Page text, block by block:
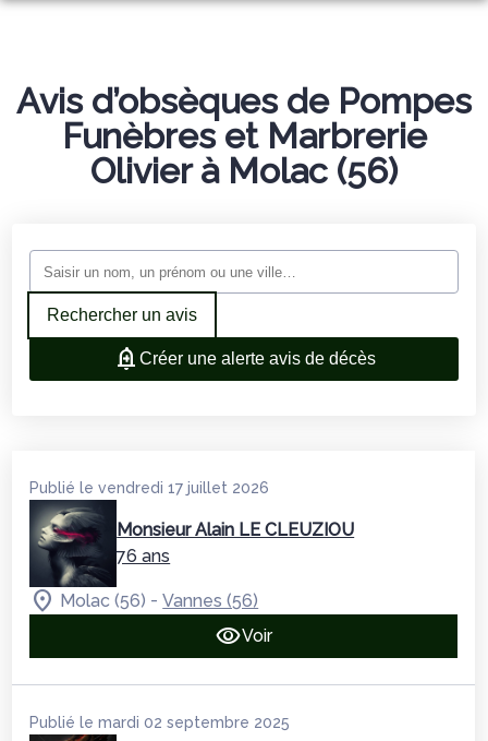
MONUMENTS FUNÉRAIRES
NOTRE AGENCE
SALON FUNÉRAIRE
SERVICES AUX FAMILLES
Avis d’obsèques de Pompes
Funèbres et Marbrerie
Olivier à Molac (56)
Rechercher un avis
Créer une alerte avis de décès
Publié le vendredi 17 juillet 2026
Monsieur Alain LE CLEUZIOU
76 ans
Molac (56) -Vannes (56)
Voir
Publié le mardi 02 septembre 2025